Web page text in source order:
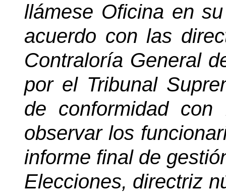
llámese Oficina en
acuerdo con las
Contraloría General
por el Tribunal
de conformidad
observar los
informe final de
Elecciones, directriz